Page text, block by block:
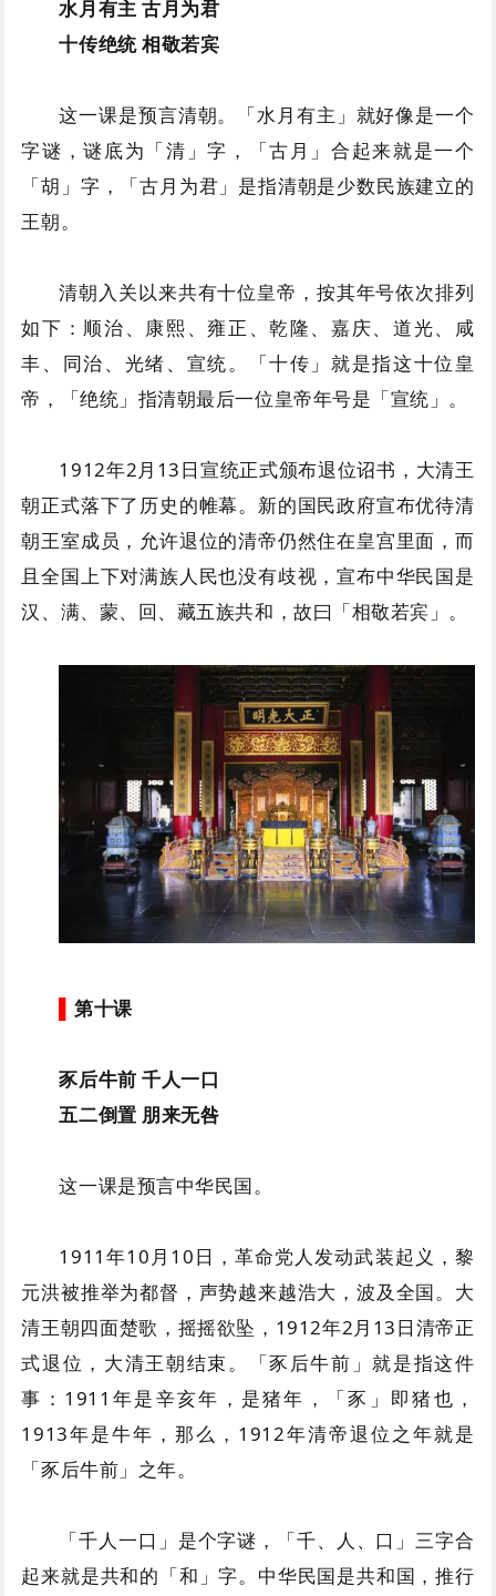
水月有主 古月为君
十传绝统 相敬若宾
这一课是预言清朝。「水月有主」就好像是一个
字谜，谜底为「清」字，「古月」合起来就是一个
「胡」字，「古月为君」是指清朝是少数民族建立的
王朝。
清朝入关以来共有十位皇帝，按其年号依次排列
如下：顺治、康熙、雍正、乾隆、嘉庆、道光、咸
丰、同治、光绪、宣统。「十传」就是指这十位皇
帝，「绝统」指清朝最后一位皇帝年号是「宣统」。
1912年2月13日宣统正式颁布退位诏书，大清王
朝正式落下了历史的帷幕。新的国民政府宣布优待清
朝王室成员，允许退位的清帝仍然住在皇宫里面，而
且全国上下对满族人民也没有歧视，宣布中华民国是
汉、满、蒙、回、藏五族共和，故曰「相敬若宾」。
▌第十课
豕后牛前 千人一口
五二倒置 朋来无咎
这一课是预言中华民国。
1911年10月10日，革命党人发动武装起义，黎
元洪被推举为都督，声势越来越浩大，波及全国。大
清王朝四面楚歌，摇摇欲坠，1912年2月13日清帝正
式退位，大清王朝结束。「豕后牛前」就是指这件
事：1911年是辛亥年，是猪年，「豕」即猪也，
1913年是牛年，那么，1912年清帝退位之年就是
「豕后牛前」之年。
「千人一口」是个字谜，「千、人、口」三字合
起来就是共和的「和」字。中华民国是共和国，推行